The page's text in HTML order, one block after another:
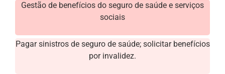
Gestão de benefícios do seguro de saúde e serviços
sociais
Pagar sinistros de seguro de saúde; solicitar benefícios
por invalidez.